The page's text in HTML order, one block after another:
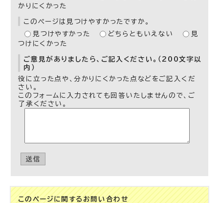
かりにくかった
このページは見つけやすかったですか。
見つけやすかった
どちらともいえない
見
つけにくかった
ご意見がありましたら、ご記入ください。（200文字以
内）
役に立った点や、分かりにくかった点などをご記入くだ
さい。
このフォームに入力されても回答いたしませんので、ご
了承ください。
送信
このページに関する お問い合わせ